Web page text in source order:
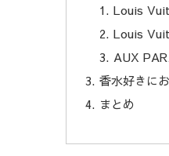
Louis
Louis
AUX
香水好きに
まとめ